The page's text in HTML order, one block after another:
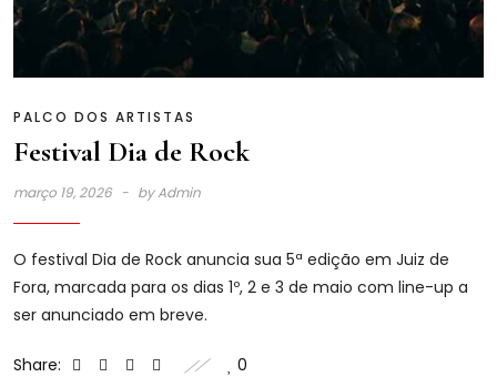
PALCO DOS ARTISTAS
Festival Dia de Rock
março 19, 2026 byAdmin
O festival Dia de Rock anuncia sua 5ª edição em Juiz de
Fora, marcada para os dias 1º, 2 e 3 de maio com line-up a
ser anunciado em breve.
Share: 0